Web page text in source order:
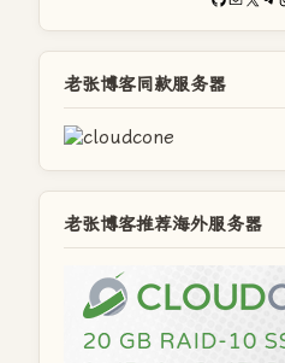
老张博客同款服务器
老张博客推荐海外服务器